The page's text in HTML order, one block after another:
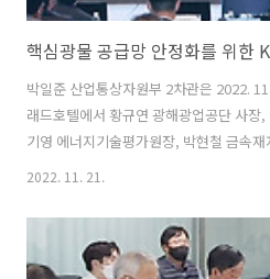
박일준 산업통상자원부 2차관은 2022.
래드호텔에서 황규연 광해광업공단 사장
기영 에너지기술평가원장, 박현철 금속
금속협회 본부장, 전호석 자원리싸이클링
라이언스 출범식」에 참석하여, 축사를
업무협약 체결식에 임석하였다. 원문출
2022. 11. 21.